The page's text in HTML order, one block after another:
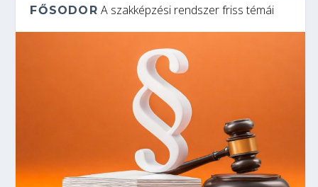
FŐSODOR A szakképzési rendszer friss témái